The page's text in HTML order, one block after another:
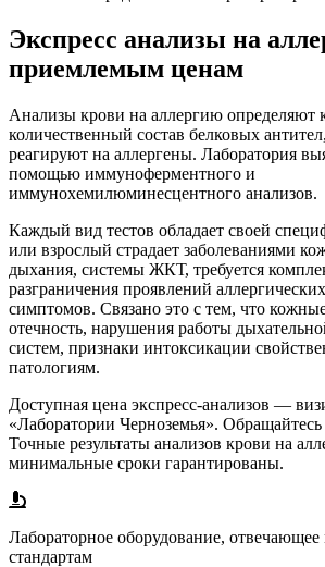
Экспресс анализы на
приемлемым ценам
Анализы крови на аллергию определяют
количественный состав белковых
реагируют на аллергены. Лаборатория
помощью иммуноферментного и
иммунохемилюминесцентного анализов.
Каждый вид тестов обладает своей
или взрослый страдает заболеваниями
дыхания, системы ЖКТ, требуется
разграничения проявлений
симптомов. Связано это с тем, что
отечность, нарушения работы
систем, признаки интоксикации
патологиям.
Доступная цена экспресс-анализов —
«Лаборатории Черноземья».
Точные результаты анализов крови на
минимальные сроки гарантированы.
Лабораторное оборудование,
стандартам